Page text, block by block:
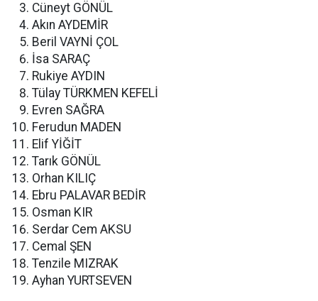
Cüneyt GÖNÜL
Akın AYDEMİR
Beril VAYNİ ÇOL
İsa SARAÇ
Rukiye AYDIN
Tülay TÜRKMEN KEFELİ
Evren SAĞRA
Ferudun MADEN
Elif YİĞİT
Tarık GÖNÜL
Orhan KILIÇ
Ebru PALAVAR BEDİR
Osman KIR
Serdar Cem AKSU
Cemal ŞEN
Tenzile MIZRAK
Ayhan YURTSEVEN